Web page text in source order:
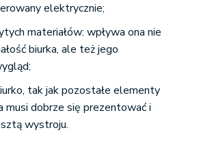
elektrycznie;
materiałów: wpływa ona nie
biurka, ale też jego
tak jak pozostałe elementy
musi dobrze się prezentować i
wystroju.